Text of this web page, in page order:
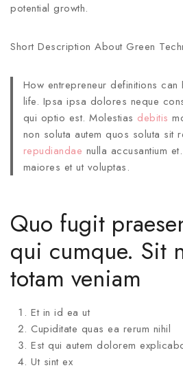
potential growth.
Short Description About Green
How entrepreneur definitions
life. Ipsa ipsa dolores neque
qui optio est. Molestias debitis
non soluta autem quos soluta sit
repudiandae nulla accusantium
maiores et ut voluptas.
Quo fugit
qui cumque. Sit
totam veniam
Et in id ea ut
Cupiditate quas ea rerum nihil
Est qui autem dolorem
Ut sint ex